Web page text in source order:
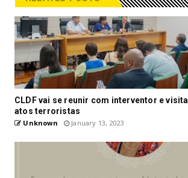
CLDF vai se reunir com interventor e
atos terroristas
Unknown January 13, 2023